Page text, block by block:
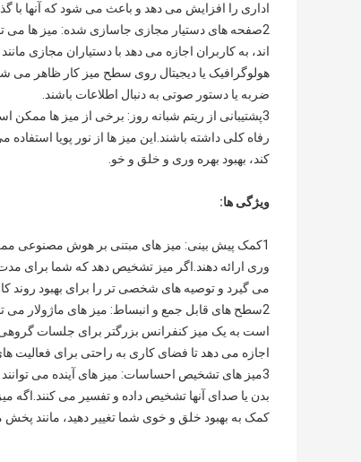
اداری را افزایش می دهد و باعث می شود که آنها با
2صفحه های دستیار مجازی جاسازی شده: میز ها
هولوگرافیک یا دیجیتال روی سطح میز کار ظاهر می
ضربه یا دستور صوتی به دنبال اطلاعات باشند.
3پشتیبانی از ریتم شبانه روز: برخی از میز ها
رفاه کلی داشته باشند.این میز ها از نور پویا
کند، بهبود بهره وری و خلق و خو.
ویژگی ها:
1کمک پیش بینی: میز های مبتنی بر هوش مصنوعی
وری ارائه دهند.اگر میز تشخیص دهد که شما برای
می گیرد و توصیه های شخصی تر را برای بهبود روند
2سطح های قابل جمع و انبساط: میز های ماژولار
است به یک میز کنفرانس بزرگتر برای جلسات گروهی
اجازه می دهد تا فضای کاری به راحتی برای فعالیت
3میز های تشخیص احساسات: میز های آینده می
بدن یا صدای آنها تشخیص داده و تفسیر می
کمک به بهبود خلق و خوی شما تغییر دهید، مانند پخش